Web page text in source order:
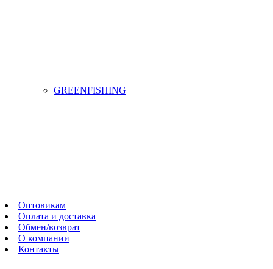
GREENFISHING
Оптовикам
Оплата и доставка
Обмен/возврат
О компании
Контакты